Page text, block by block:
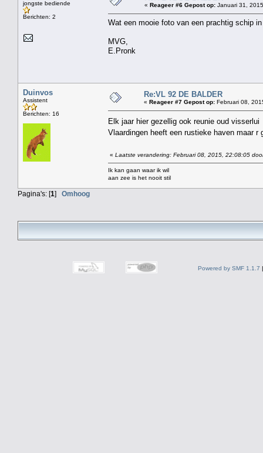
jongste bediende
Berichten: 2
« Reageer #6 Gepost op: Januari 31,
Wat een mooie foto van een prachtig schip
MVG,
E.Pronk
Duinvos
Assistent
Berichten: 16
Re:VL 92 DE BALDER
« Reageer #7 Gepost op: Februari 08,
Elk jaar hier gezellig ook reunie oud
Vlaardingen heeft een rustieke haven maar
« Laatste verandering: Februari 08, 2015, 22:08:05
Ik kan gaan waar ik wil
aan zee is het nooit stil
Pagina's: [1] Omhoog
Powered by SMF 1.1.7